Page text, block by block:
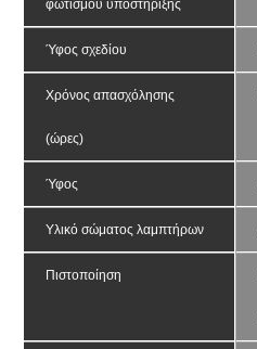
φωτισμού υποστήριξης
Ύφος σχεδίου
Χρόνος απασχόλησης
(ώρες)
Ύφος
Υλικό σώματος λαμπτήρων
Πιστοποίηση